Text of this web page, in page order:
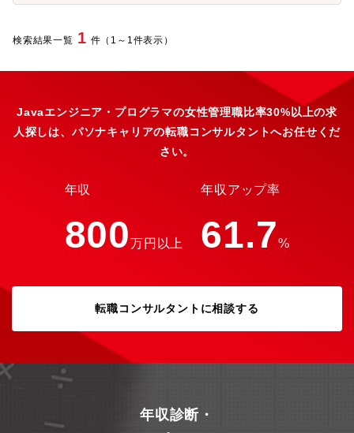
す。今回、システム規模の拡大に伴い、このIAM管理システムの運
業務現在、オンプレミスからAzureのサーバレス環境への移行プロ
なって頂きます。プロジェクト終了後は、社内の様々な部門とか
かわりながら、システム運用と改善提案を進めます。■対象システ
ムの概要自動でActive Directoryのアカウント・グループを作成、
変更、削除するシステムですWebアプリケーションとして管理画
面、各種ユーザー申請画面をもちます人事情報を取得し、入社に
伴うアカウントの自動作成、退職に伴うアカウントの自動削除
からの申請を受け付け、ワークフローによる上長承認を得て、メ
ールボックスや、メーリングリスト作成を行います新システムは
App Service） ・Azure Database for PostgreSQL ・Azrue
Functions(Powershell)■業務詳細・現行システムの運用管理・新
指して頂けます・20,000人以上のユーザーを持つIAM基盤の運用
とプロジェクト管理経験を積むことができます・Active Directory
を積むことができます・自ら改善計画を立案し、システムや業務
を向上させることができます・全社で利用しているシステムであ
り、改善などによる社内インパクトが大きい仕事です・エンドユ
ーザーから人事担当者、総務など様々な人とかかわりながら仕事
し、プロジェクトチーム・運用チームをリードしていただきま
す・Microsoft系のインフラ知識、Azureのインフラ知識、システ
検索結果一覧 1 件（1～1件表示）
Javaエンジニア・プログラマの女性管理職比率30%以上の求
人探しは、パソナキャリアの転職コンサルタントへお任せくだ
さい。
年収
800万円以上
年収アップ率
61.7%
転職コンサルタントに相談する
年収診断・